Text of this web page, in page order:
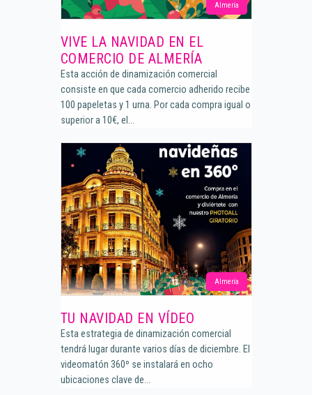
Almería
VIVE LA NAVIDAD EN EL
COMERCIO DE ALMERÍA
Esta acción de dinamización comercial
consiste en que cada comercio adherido recibe
100 papeletas y 1 urna. Por cada compra igual o
superior a 10€, el...
Almería
TU NAVIDAD EN VÍDEO
Esta estrategia de dinamización comercial
tendrá lugar durante varios días de diciembre. El
videomatón 360º se instalará en ocho
ubicaciones clave de...